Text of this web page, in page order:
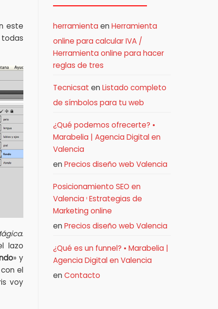
este
todas
.
lazo
» y
el
voy
herramienta en Herramienta
online para calcular IVA /
Herramienta online para hacer
reglas de tres
Tecnicsat en Listado completo
de símbolos para tu web
¿Qué podemos ofrecerte? •
Marabelia | Agencia Digital en
Valencia
en Precios diseño web Valencia
Posicionamiento SEO en
Valencia ᶥ Estrategias de
Marketing online
en Precios diseño web Valencia
¿Qué es un funnel? • Marabelia |
Agencia Digital en Valencia
en Contacto